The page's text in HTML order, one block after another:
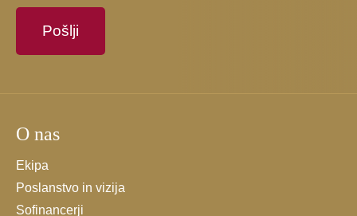
strinjate
*
O nas
Ekipa
Poslanstvo in vizija
Sofinancerji